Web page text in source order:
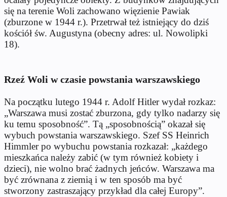
się na terenie Woli zachowano więzienie Pawiak
(zburzone w 1944 r.). Przetrwał też istniejący do dziś
kościół św. Augustyna (obecny adres: ul. Nowolipki
18).
Rzeź Woli w czasie powstania warszawskiego
Na początku lutego 1944 r. Adolf Hitler wydał rozkaz:
„Warszawa musi zostać zburzona, gdy tylko nadarzy się
ku temu sposobność”. Tą „sposobnością” okazał się
wybuch powstania warszawskiego. Szef SS Heinrich
Himmler po wybuchu powstania rozkazał: „każdego
mieszkańca należy zabić (w tym również kobiety i
dzieci), nie wolno brać żadnych jeńców. Warszawa ma
być zrównana z ziemią i w ten sposób ma być
stworzony zastraszający przykład dla całej Europy”.